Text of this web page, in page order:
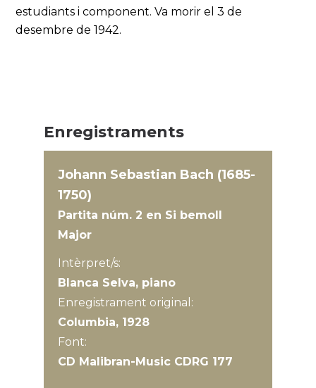
estudiants i component. Va morir el 3 de
desembre de 1942.
Enregistraments
Johann Sebastian Bach (1685-
1750)
Partita núm. 2 en Si bemoll
Major
Intèrpret/s:
Blanca Selva, piano
Enregistrament original:
Columbia, 1928
Font:
CD Malibran-Music CDRG 177